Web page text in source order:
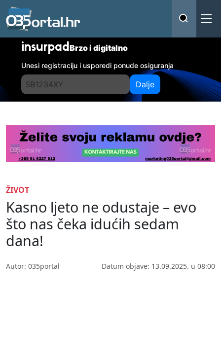
insurpadBrzo i digitalno
Unesi registraciju i usporedi ponude osiguranja
Dalje
ŽIVOT
Kasno ljeto ne odustaje – evo
što nas čeka idućih sedam
dana!
Autor: 035portal Datum objave: 13.09.2025. u 08:00